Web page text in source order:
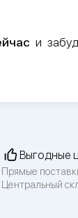
и
Выгодные
Прямые
Центральный